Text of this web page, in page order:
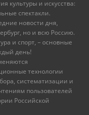
культуры и искусства:
спектакли.
новости дня,
но и всю Россию.
и спорт, – основные
день!
технологии
систематизации и
пользователей
Российской